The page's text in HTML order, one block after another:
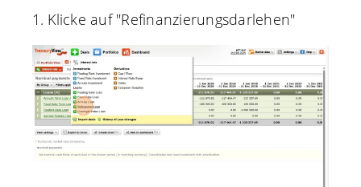
1. Klicke auf "Refinanzierungsdarlehen"